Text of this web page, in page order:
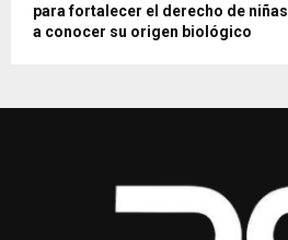
para fortalecer el derecho de
a conocer su origen biológico